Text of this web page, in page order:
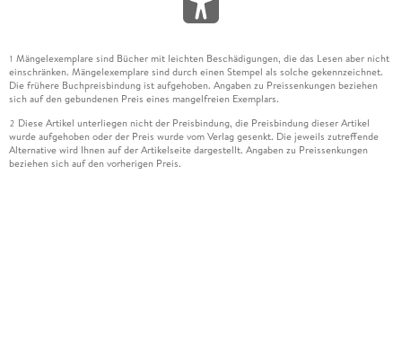
1 Mängelexemplare sind Bücher mit leichten Beschädigungen, die das Lesen aber nicht
einschränken. Mängelexemplare sind durch einen Stempel als solche gekennzeichnet.
Die frühere Buchpreisbindung ist aufgehoben. Angaben zu Preissenkungen beziehen
sich auf den gebundenen Preis eines mangelfreien Exemplars.
2 Diese Artikel unterliegen nicht der Preisbindung, die Preisbindung dieser Artikel
wurde aufgehoben oder der Preis wurde vom Verlag gesenkt. Die jeweils zutreffende
Alternative wird Ihnen auf der Artikelseite dargestellt. Angaben zu Preissenkungen
beziehen sich auf den vorherigen Preis.